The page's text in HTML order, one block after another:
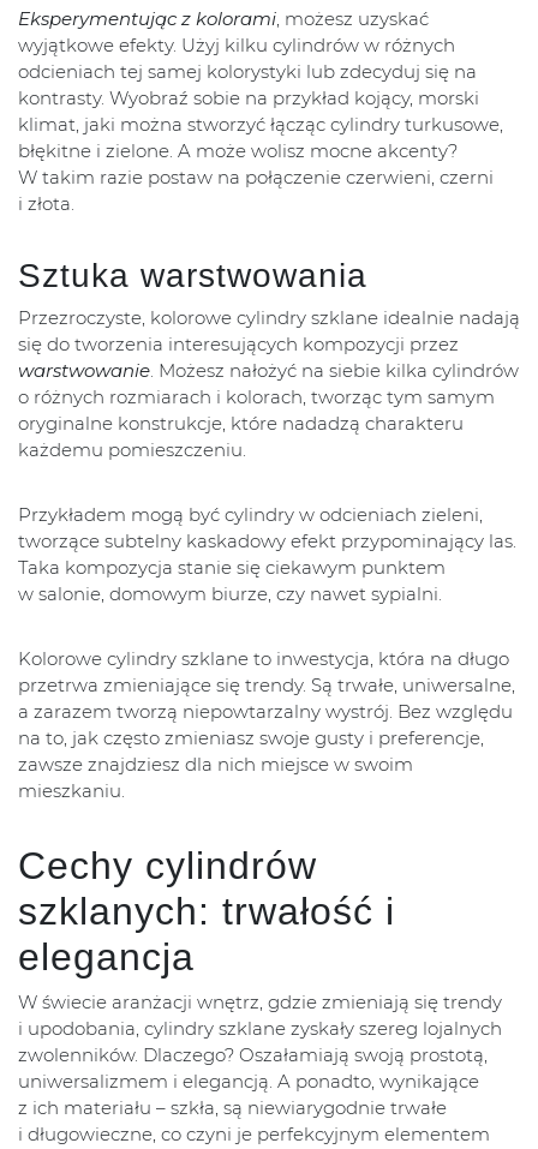
Eksperymentując z kolorami, możesz uzyskać
wyjątkowe efekty. Użyj kilku cylindrów w różnych
odcieniach tej samej kolorystyki lub zdecyduj się na
kontrasty. Wyobraź sobie na przykład kojący, morski
klimat, jaki można stworzyć łącząc cylindry turkusowe,
błękitne i zielone. A może wolisz mocne akcenty?
W takim razie postaw na połączenie czerwieni, czerni
i złota.
Sztuka warstwowania
Przezroczyste, kolorowe cylindry szklane idealnie nadają
się do tworzenia interesujących kompozycji przez
warstwowanie. Możesz nałożyć na siebie kilka cylindrów
o różnych rozmiarach i kolorach, tworząc tym samym
oryginalne konstrukcje, które nadadzą charakteru
każdemu pomieszczeniu.
Przykładem mogą być cylindry w odcieniach zieleni,
tworzące subtelny kaskadowy efekt przypominający las.
Taka kompozycja stanie się ciekawym punktem
w salonie, domowym biurze, czy nawet sypialni.
Kolorowe cylindry szklane to inwestycja, która na długo
przetrwa zmieniające się trendy. Są trwałe, uniwersalne,
a zarazem tworzą niepowtarzalny wystrój. Bez względu
na to, jak często zmieniasz swoje gusty i preferencje,
zawsze znajdziesz dla nich miejsce w swoim
mieszkaniu.
Cechy cylindrów
szklanych: trwałość i
elegancja
W świecie aranżacji wnętrz, gdzie zmieniają się trendy
i upodobania, cylindry szklane zyskały szereg lojalnych
zwolenników. Dlaczego? Oszałamiają swoją prostotą,
uniwersalizmem i elegancją. A ponadto, wynikające
z ich materiału – szkła, są niewiarygodnie trwałe
i długowieczne, co czyni je perfekcyjnym elementem